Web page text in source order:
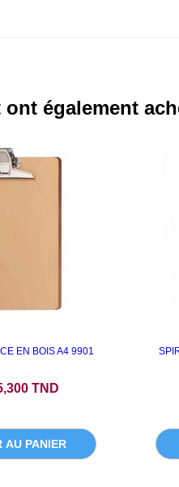
également
EN BOIS A4 9901
TND
AU PANIER